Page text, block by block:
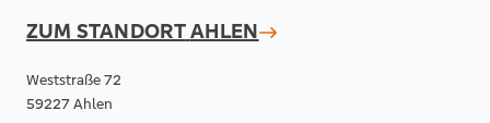
ZUM STANDORTAHLEN
Weststraße 72
59227 Ahlen